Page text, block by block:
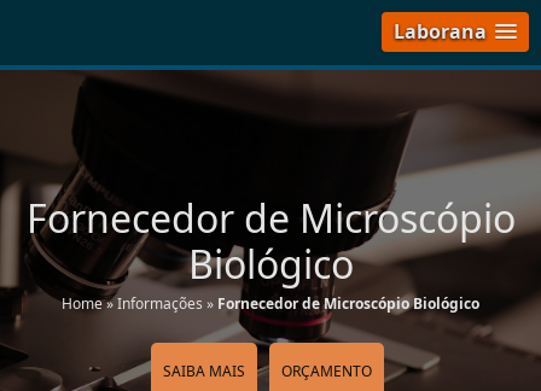
Laborana
Fornecedor de Microscópio
Biológico
Home»Informações » Fornecedor de Microscópio Biológico
SAIBA MAIS ORÇAMENTO